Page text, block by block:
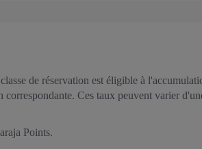
de réservation est éligible à
correspondante. Ces taux peuvent varier
Points.